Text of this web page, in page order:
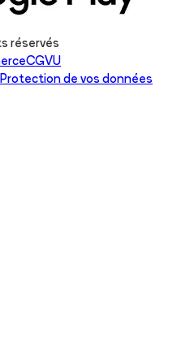
réservés
CGVU
Protection de vos données